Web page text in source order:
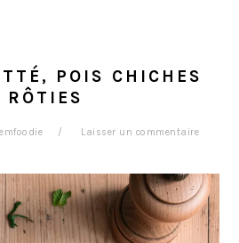
POIS CHICHES
RÔTIES
Laisser un commentaire